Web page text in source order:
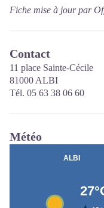
Fiche mise à jour par
Contact
11 place Sainte-Cécile
81000 ALBI
Tél. 05 63 38 06 60
Météo